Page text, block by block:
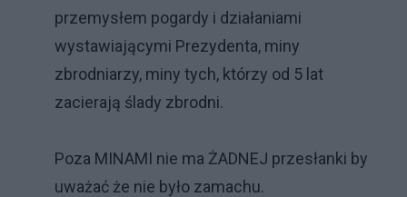
przemysłem pogardy i działaniami
wystawiającymi Prezydenta, miny
zbrodniarzy, miny tych, którzy od 5 lat
zacierają ślady zbrodni.
Poza MINAMI nie ma ŻADNEJ przesłanki by
uważać że nie było zamachu.